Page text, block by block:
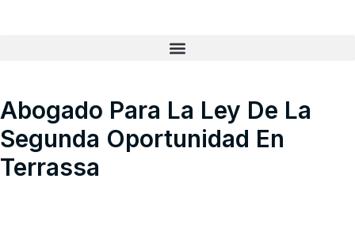
Abogado Para La Ley De La
Segunda Oportunidad En
Terrassa